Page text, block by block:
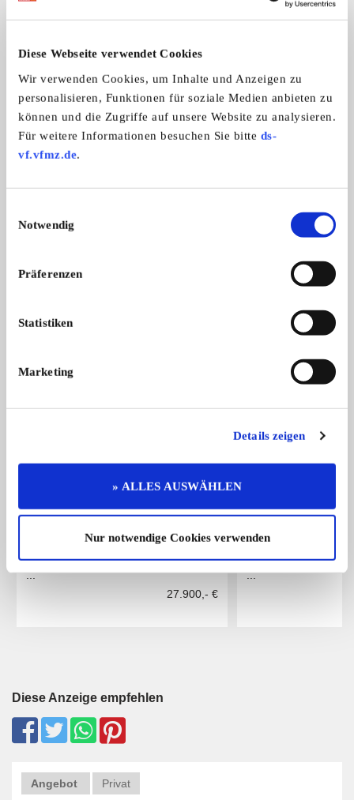
Diese Webseite verwendet Cookies
Wir verwenden Cookies, um Inhalte und Anzeigen zu
personalisieren, Funktionen für soziale Medien anbieten zu
können und die Zugriffe auf unsere Website zu analysieren.
Für weitere Informationen besuchen Sie bitte ds-
vf.vfmz.de.
Notwendig
Präferenzen
Statistiken
Marketing
Details zeigen
» ALLES AUSWÄHLEN
Nur notwendige Cookies verwenden
Austin-Healey 3000 MK 2 BN 7
Mercedes-Benz
Langversion ...
ALLE ANZEIGEN
9
Rolls-Royce Silver Shadow
Aus Zeit- und Altersgründen verkaufe
...
27.900,- €
Alfa Romeo Giulia
Zum Verkauf steht
...
Diese Anzeige empfehlen
Angebot Privat